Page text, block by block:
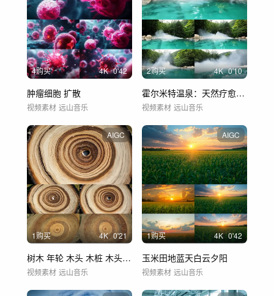
4购买 4K 0'42
肿瘤细胞 扩散
视频素材 远山音乐
2购买 4K 0'10
霍尔米特温泉：天然疗愈，温泉天堂。
视频素材 远山音乐
AIGC
1购买 4K 0'21
树木 年轮 木头 木桩 木头年轮
视频素材 远山音乐
AIGC
1购买 4K 0'42
玉米田地蓝天白云夕阳
视频素材 远山音乐